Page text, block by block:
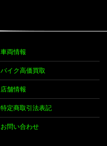
車両情報
バイク高価買取
店舗情報
特定商取引法表記
お問い合わせ